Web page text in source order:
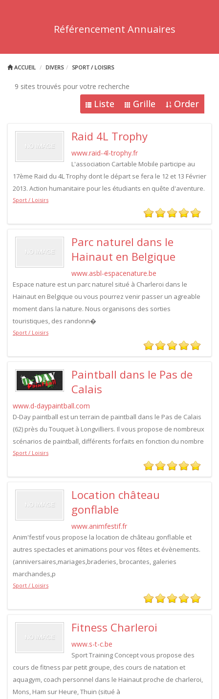
Référencement Annuaires
ACCUEIL DIVERS SPORT / LOISIRS
9 sites trouvés pour votre recherche
Liste Grille Order
Raid 4L Trophy
www.raid-4l-trophy.fr
L'association Cartable Mobile participe au
17ème Raid du 4L Trophy dont le départ se fera le 12 et 13 Février
2013. Action humanitaire pour les étudiants en quête d'aventure.
Sport / Loisirs
Parc naturel dans le
Hainaut en Belgique
www.asbl-espacenature.be
Espace nature est un parc naturel situé à Charleroi dans le
Hainaut en Belgique ou vous pourrez venir passer un agreable
moment dans la nature. Nous organisons des sorties
touristiques, des randonn�
Sport / Loisirs
Paintball dans le Pas de
Calais
www.d-daypaintball.com
D-Day paintball est un terrain de paintball dans le Pas de Calais
(62) près du Touquet à Longvilliers. Il vous propose de nombreux
scénarios de paintball, différents forfaits en fonction du nombre
Sport / Loisirs
Location château
gonflable
www.animfestif.fr
Anim'festif vous propose la location de château gonflable et
autres spectacles et animations pour vos fêtes et évènements.
(anniversaires,mariages,braderies, brocantes, galeries
marchandes,p
Sport / Loisirs
Fitness Charleroi
www.s-t-c.be
Sport Training Concept vous propose des
cours de fitness par petit groupe, des cours de natation et
aquagym, coach personnel dans le Hainaut proche de charleroi,
Mons, Ham sur Heure, Thuin (situé à